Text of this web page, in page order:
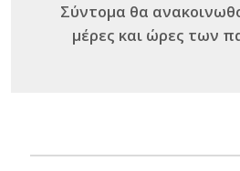
Σύντομα θα
μέρες και ώρες των